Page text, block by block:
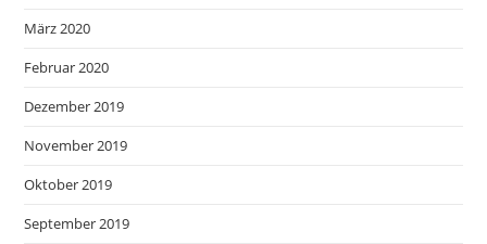
März 2020
Februar 2020
Dezember 2019
November 2019
Oktober 2019
September 2019